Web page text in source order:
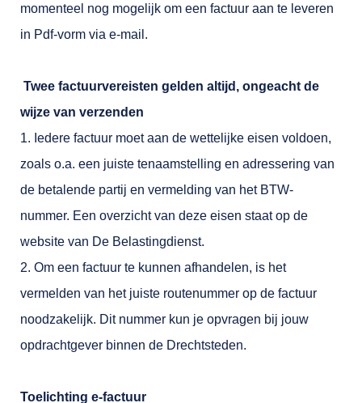
momenteel nog mogelijk om een factuur aan te leveren
in Pdf-vorm via e-mail.
Twee factuurvereisten gelden altijd, ongeacht de
wijze van verzenden
1. Iedere factuur moet aan de wettelijke eisen voldoen,
zoals o.a. een juiste tenaamstelling en adressering van
de betalende partij en vermelding van het BTW-
nummer. Een overzicht van deze eisen staat op de
website van De Belastingdienst.
2. Om een factuur te kunnen afhandelen, is het
vermelden van het juiste routenummer op de factuur
noodzakelijk. Dit nummer kun je opvragen bij jouw
opdrachtgever binnen de Drechtsteden.
Toelichting e-factuur